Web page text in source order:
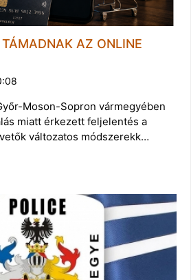
AZ ONLINE
Moson-Sopron vármegyében
miatt érkezett feljelentés a
változatos módszerekk…